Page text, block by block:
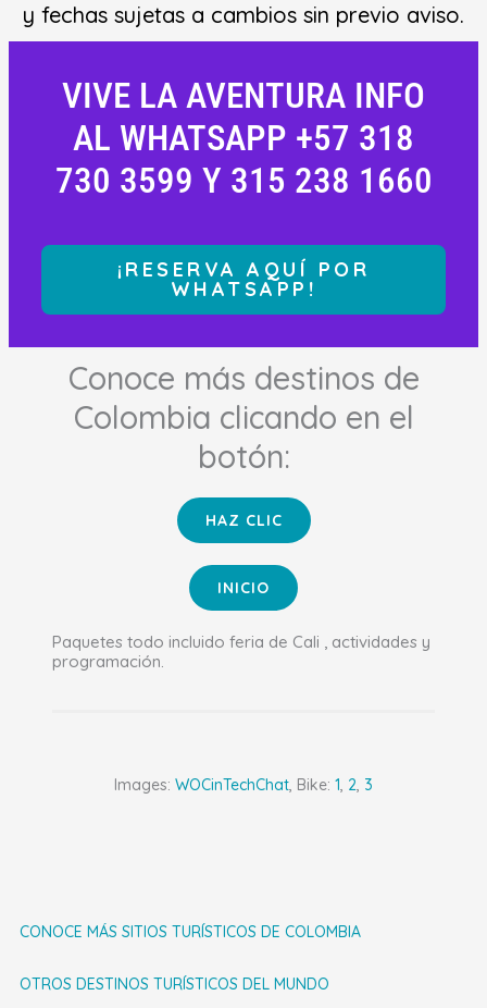
y fechas sujetas a cambios sin previo aviso.
VIVE LA AVENTURA INFO
AL WHATSAPP +57 318
730 3599 Y 315 238 1660
¡RESERVA AQUÍ POR
WHATSAPP!
Conoce más destinos de
Colombia clicando en el
botón:
HAZ CLIC
INICIO
Paquetes todo incluido feria de Cali , actividades y
programación.
Images: WOCinTechChat, Bike: 1, 2, 3
CONOCE MÁS SITIOS TURÍSTICOS DE COLOMBIA
OTROS DESTINOS TURÍSTICOS DEL MUNDO